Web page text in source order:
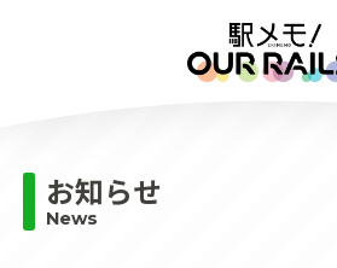
ストーリー
Story
お知らせ
News